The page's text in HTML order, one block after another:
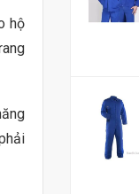
hộ
Hộ Điện